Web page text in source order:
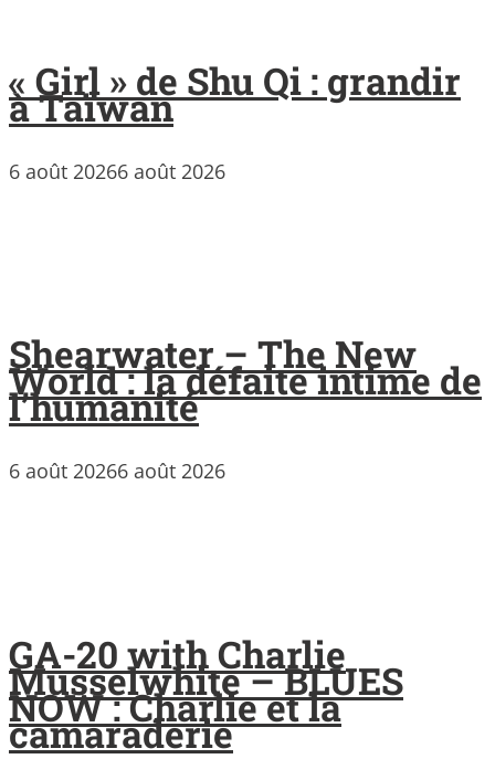
« Girl » de Shu Qi : grandir
à Taïwan
6 août 20266 août 2026
Shearwater – The New
World : la défaite intime de
l’humanité
6 août 20266 août 2026
GA-20 with Charlie
Musselwhite – BLUES
NOW : Charlie et la
camaraderie